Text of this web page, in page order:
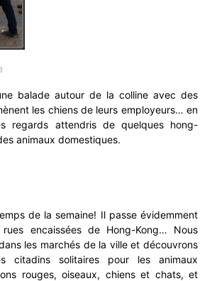
balade autour de la colline avec des
les chiens de leurs employeurs… en
regards attendris de quelques hong-
animaux domestiques.
de la semaine! Il passe évidemment
encaissées de Hong-Kong… Nous
les marchés de la ville et découvrons
citadins solitaires pour les animaux
rouges, oiseaux, chiens et chats, et